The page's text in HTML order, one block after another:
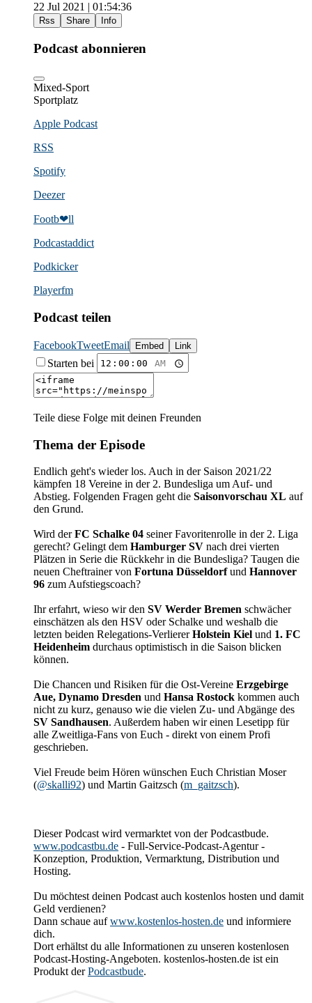
22 Jul 2021 | 01:54:36
Rss Share Info
Podcast abonnieren
Mixed-Sport
Sportplatz
Apple Podcast
RSS
Spotify
Deezer
Footb❤ll
Podcast­addict
Podkicker
Playerfm
Podcast teilen
FacebookTweetEmail Embed Link
Starten bei
Teile diese Folge mit deinen Freunden
Thema der Episode
Endlich geht's wieder los. Auch in der Saison 2021/22
kämpfen 18 Vereine in der 2. Bundesliga um Auf- und
Abstieg. Folgenden Fragen geht die Saisonvorschau XL auf
den Grund.
Wird derFC Schalke 04 seiner Favoritenrolle in der 2. Liga
gerecht? Gelingt dem Hamburger SV nach drei vierten
Plätzen in Serie die Rückkehr in die Bundesliga? Taugen die
neuen Cheftrainer von Fortuna Düsseldorfund Hannover
96 zum Aufstiegscoach?
Ihr erfahrt, wieso wir den SV Werder Bremen schwächer
einschätzen als den HSV oder Schalke und weshalb die
letzten beiden Relegations-VerliererHolstein Kiel und 1. FC
Heidenheim durchaus optimistisch in die Saison blicken
können.
Die Chancen und Risiken für die Ost-Vereine Erzgebirge
Aue, Dynamo Dresden und Hansa Rostock kommen auch
nicht zu kurz, genauso wie die vielen Zu- und Abgänge des
SV Sandhausen. Außerdem haben wir einen Lesetipp für
alle Zweitliga-Fans von Euch - direkt von einem Profi
geschrieben.
Viel Freude beim Hören wünschen Euch Christian Moser
(@skalli92) und Martin Gaitzsch (m_gaitzsch).
Dieser Podcast wird vermarktet von der Podcastbude.
www.podcastbu.de - Full-Service-Podcast-Agentur -
Konzeption, Produktion, Vermarktung, Distribution und
Hosting.
Du möchtest deinen Podcast auch kostenlos hosten und damit
Geld verdienen?
Dann schaue aufwww.kostenlos-hosten.de und informiere
dich.
Dort erhältst du alle Informationen zu unseren kostenlosen
Podcast-Hosting-Angeboten. kostenlos-hosten.de ist ein
Produkt derPodcastbude.